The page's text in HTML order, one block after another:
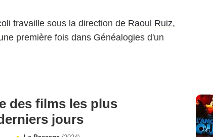
travaille sous la direction de Raoul Ruiz,
première fois dans Généalogies d'un
des films les plus
jours